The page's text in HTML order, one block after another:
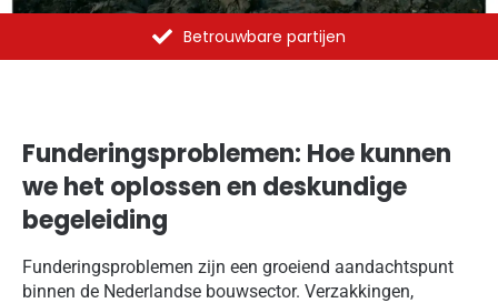
Al meer dan 1375 opdrachten uitgevoerd
Funderingsproblemen: Hoe kunnen
we het oplossen en deskundige
begeleiding
Funderingsproblemen zijn een groeiend aandachtspunt
binnen de Nederlandse bouwsector. Verzakkingen,